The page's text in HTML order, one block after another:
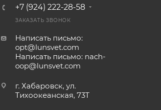
+7 (924) 222-28-58
ЗАКАЗАТЬ ЗВОНОК
Написать письмо:
opt@lunsvet.com
Написать письмо: nach-
oop@lunsvet.com
г. Хабаровск, ул.
Тихоокеанская, 73Т